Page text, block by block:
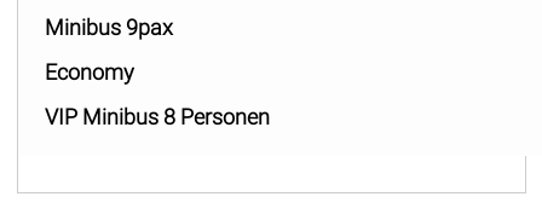
Minibus 9pax
Economy
VIP Minibus 8 Personen